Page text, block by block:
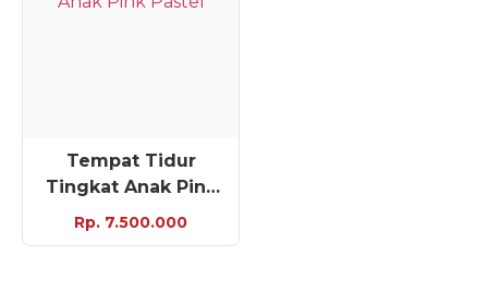
Tempat Tidur
Tingkat Anak Pink
Pastel
Rp. 7.500.000